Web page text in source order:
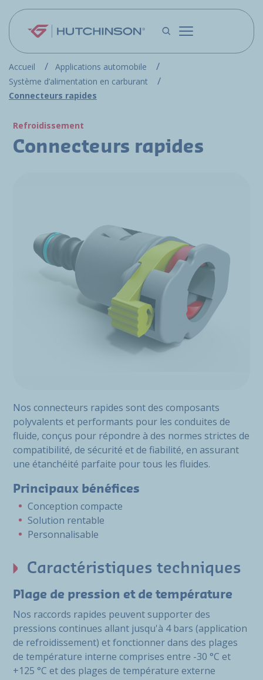
Aller au contenu principal
Accueil
Applications automobile
Système d’alimentation en carburant
Connecteurs rapides
Refroidissement
Connecteurs rapides
Nos connecteurs rapides sont des composants
polyvalents et performants pour les conduites de
fluide, conçus pour répondre à des normes strictes de
compatibilité, de sécurité et de fiabilité, en assurant
une étanchéité parfaite pour tous les fluides.
Principaux bénéfices
Conception compacte
Solution rentable
Personnalisable
Caractéristiques techniques
Plage de pression et de température
Nos raccords rapides peuvent supporter des
pressions continues allant jusqu'à 4 bars (application
de refroidissement) et fonctionner dans des plages
de température interne comprises entre -30 °C et
+125 °C et des plages de température externe